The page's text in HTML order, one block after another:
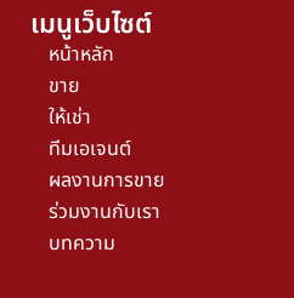
เมนูเว็บไซต์
หน้าหลัก
ขาย
ให้เช่า
ทีมเอเจนต์
ผลงานการขาย
ร่วมงานกับเรา
บทความ